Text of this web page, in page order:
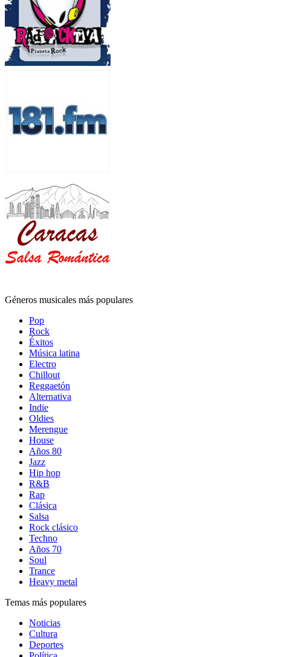
Géneros musicales más populares
Pop
Rock
Éxitos
Música latina
Electro
Chillout
Reggaetón
Alternativa
Indie
Oldies
Merengue
House
Años 80
Jazz
Hip hop
R&B
Rap
Clásica
Salsa
Rock clásico
Techno
Años 70
Soul
Trance
Heavy metal
Temas más populares
Noticias
Cultura
Deportes